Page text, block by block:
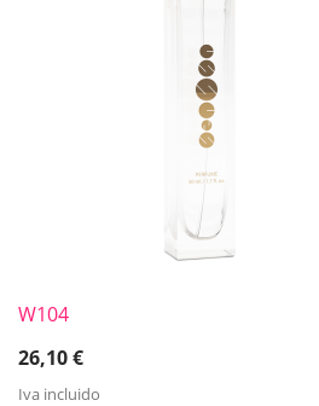
W104
26,10€
Iva incluido